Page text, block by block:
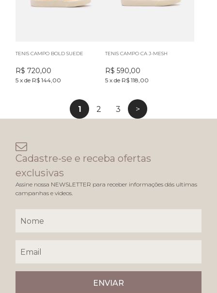
TENIS CAMPO BOLD SUEDE
R$ 720,00
5 x de R$ 144,00
TENIS CAMPO CA J-MESH
R$ 590,00
5 x de R$ 118,00
1 2 3 >
Cadastre-se e receba ofertas
exclusivas
Assine nossa NEWSLETTER para receber informações dás ultimas
campanhas e videos.
ENVIAR